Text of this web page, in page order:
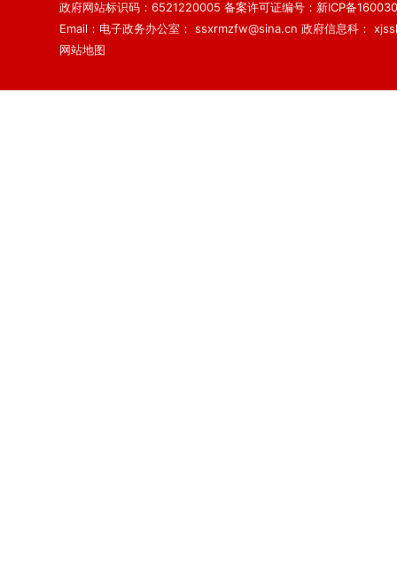
政府网站标识码：6521220005 备案许可证编号：新ICP备
Email：电子政务办公室： ssxrmzfw@sina.cn 政府信息科：
网站地图